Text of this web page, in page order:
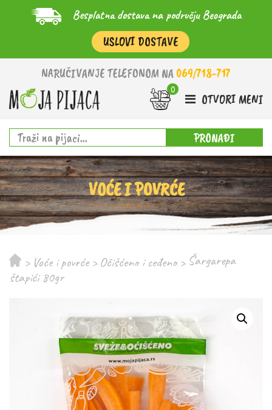
Besplatna dostava na području Beograda
USLOVI DOSTAVE
NARUČIVANJE TELEFONOM NA 069/718-717
OTVORI MENI
PRONAĐI
VOĆE I POVRĆE
> Voće i povrće > Očišćeno i ceđeno > Šargarepa
štapići 80gr